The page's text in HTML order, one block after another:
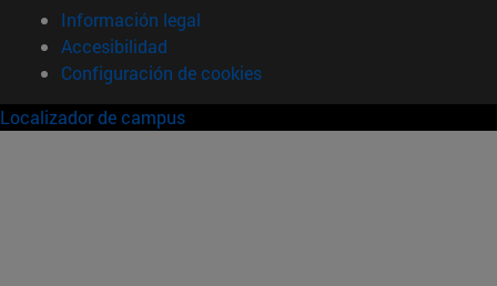
Información legal
Accesibilidad
Configuración de cookies
Localizador de campus